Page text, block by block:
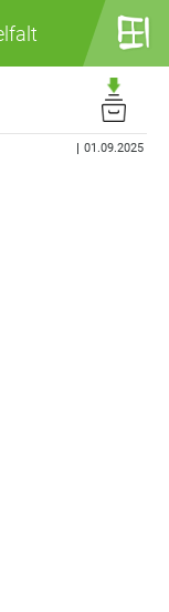
01.09.2025